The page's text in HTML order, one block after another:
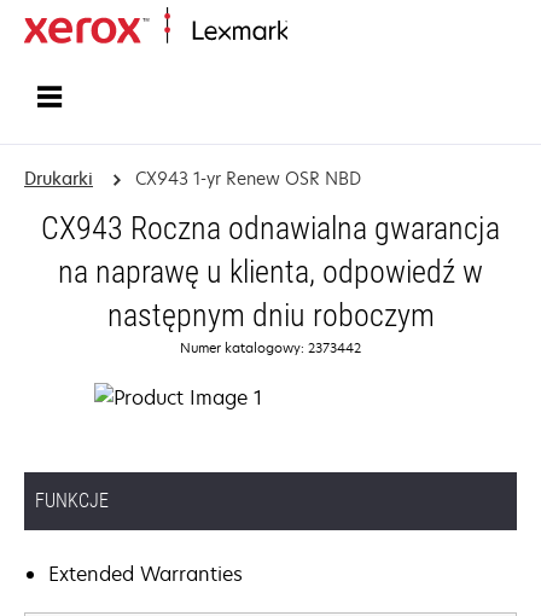
Drukarki CX943 1-yr Renew OSR NBD
CX943 Roczna odnawialna gwarancja
na naprawę u klienta, odpowiedź w
następnym dniu roboczym
Numer katalogowy: 2373442
FUNKCJE
Extended Warranties